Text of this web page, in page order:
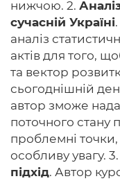
нижчою. 2.
сучасній Україні
аналіз
актів для того,
та вектор
сьогоднішній
автор зможе
поточного стану
проблемні точки,
особливу увагу. 3.
підхід. Автор